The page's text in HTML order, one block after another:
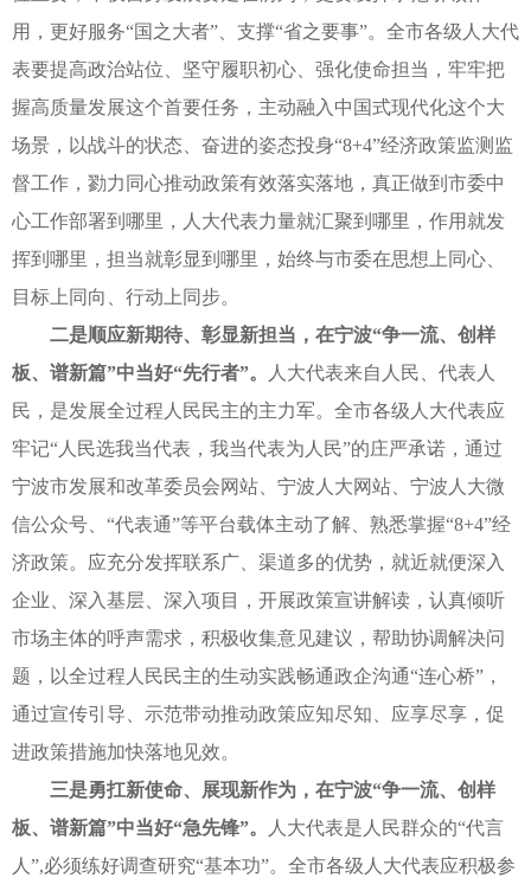
用，更好服务“国之大者”、支撑“省之要事”。全市各级人大代
表要提高政治站位、坚守履职初心、强化使命担当，牢牢把
握高质量发展这个首要任务，主动融入中国式现代化这个大
场景，以战斗的状态、奋进的姿态投身“8+4”经济政策监测监
督工作，勠力同心推动政策有效落实落地，真正做到市委中
心工作部署到哪里，人大代表力量就汇聚到哪里，作用就发
挥到哪里，担当就彰显到哪里，始终与市委在思想上同心、
目标上同向、行动上同步。
二是顺应新期待、彰显新担当，在宁波“争一流、创样
板、谱新篇”中当好“先行者”。
人大代表来自人民、代表人
民，是发展全过程人民民主的主力军。全市各级人大代表应
牢记“人民选我当代表，我当代表为人民”的庄严承诺，通过
宁波市发展和改革委员会网站、宁波人大网站、宁波人大微
信公众号、“代表通”等平台载体主动了解、熟悉掌握“8+4”经
济政策。应充分发挥联系广、渠道多的优势，就近就便深入
企业、深入基层、深入项目，开展政策宣讲解读，认真倾听
市场主体的呼声需求，积极收集意见建议，帮助协调解决问
题，以全过程人民民主的生动实践畅通政企沟通“连心桥”，
通过宣传引导、示范带动推动政策应知尽知、应享尽享，促
进政策措施加快落地见效。
三是勇扛新使命、展现新作为，在宁波“争一流、创样
板、谱新篇”中当好“急先锋”。
人大代表是人民群众的“代言
人”,必须练好调查研究“基本功”。全市各级人大代表应积极参